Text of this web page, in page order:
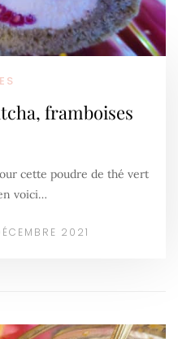
framboises
cette poudre de thé vert
voici…
2021